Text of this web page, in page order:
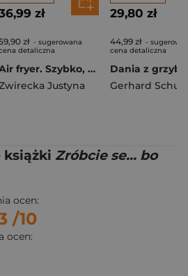
zł
zł - sugerowana
detaliczna
Air fryer. Szybko, zdrowo, bez wysiłku
Justyna
29,80 zł
44,99 zł -
cena detaliczna
Dania z
Gerhard
książki Zróbcie se... bo
ocen:
/10
ocen: